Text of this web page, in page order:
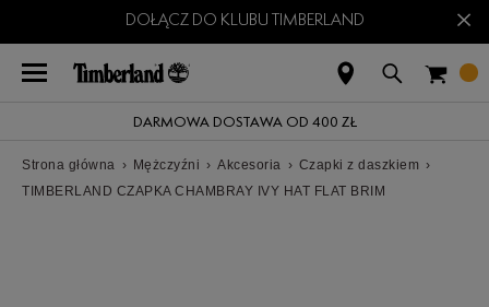
DOŁĄCZ DO KLUBU TIMBERLAND ×
DARMOWA DOSTAWA OD 400 ZŁ
Strona główna › Mężczyźni › Akcesoria › Czapki z daszkiem ›
TIMBERLAND CZAPKA CHAMBRAY IVY HAT FLAT BRIM